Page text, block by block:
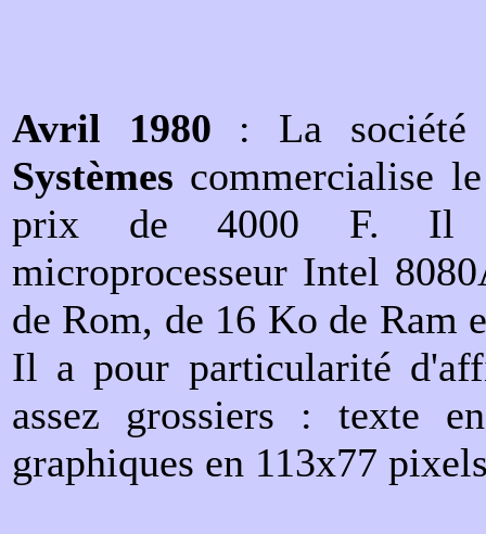
Avril 1980 : La société
Systèmes commercialise
prix de 4000 F. Il
microprocesseur Intel
de Rom, de 16 Ko de Ram
Il a pour particularité
assez grossiers : texte
graphiques en 113x77